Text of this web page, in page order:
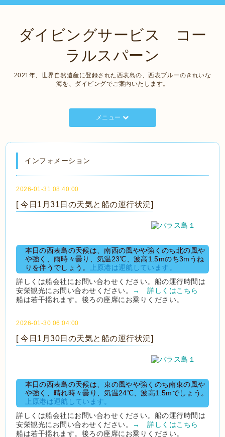
ダイビングサービス コー
ラルスパーン
2021年、世界自然遺産に登録された西表島の、西表ブルーのきれいな
海を、ダイビングでご案内いたします。
メニュー
インフォメーション
2026-01-31 08:40:00
[ 今日1月31日の天気と船の運行状況]
本日の西表島の天候は、南西の風やや強くのち北の風や
や強く、雨時々曇り、気温23℃、波高1.5mのち3mうね
りを伴うでしょう。
上原港は運航しています。
詳しくは船会社にお問い合わせください。船の運行時間は
安栄観光にお問い合わせください。
→ 詳しくはこちら
船は若干揺れます。後ろの座席にお乗りください。
2026-01-30 06:04:00
[ 今日1月30日の天気と船の運行状況]
本日の西表島の天候は、東の風やや強くのち南東の風や
や強く、晴れ時々曇り、気温24℃、波高1.5mでしょう。
上原港は運航しています。
詳しくは船会社にお問い合わせください。船の運行時間は
安栄観光にお問い合わせください。
→ 詳しくはこちら
船は若干揺れます。後ろの座席にお乗りください。